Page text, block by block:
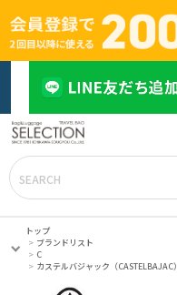
トップ
ブランドリスト
C
カステルバジャック（CASTELBAJAC）